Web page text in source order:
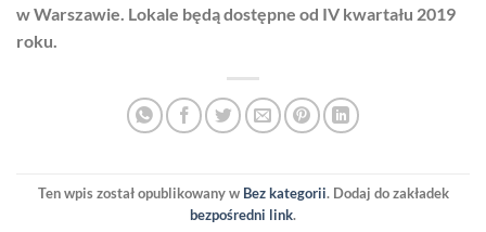
w Warszawie. Lokale będą dostępne od IV kwartału 2019
roku.
Ten wpis został opublikowany w Bez kategorii. Dodaj do zakładek
bezpośredni link.